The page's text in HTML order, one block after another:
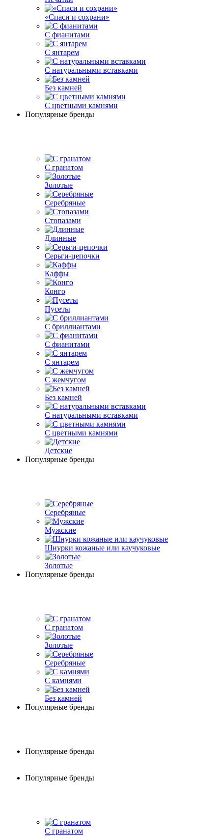
«Спаси и сохрани»
С фианитами
С янтарем
С натуральными вставками
Без камней
С цветными камнями
Популярные бренды
С гранатом
Золотые
Серебряные
Стопазами
Длинные
Серьги-цепочки
Каффы
Конго
Пусеты
С бриллиантами
С фианитами
С янтарем
С жемчугом
Без камней
С натуральными вставками
С цветными камнями
Детские
Популярные бренды
Серебряные
Мужские
Шнурки кожаные или каучуковые
Золотые
Популярные бренды
С гранатом
Золотые
Серебряные
С камнями
Без камней
Популярные бренды
Популярные бренды
Популярные бренды
С гранатом